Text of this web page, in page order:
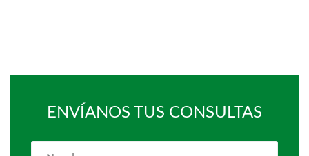
ENVÍANOS TUS CONSULTAS